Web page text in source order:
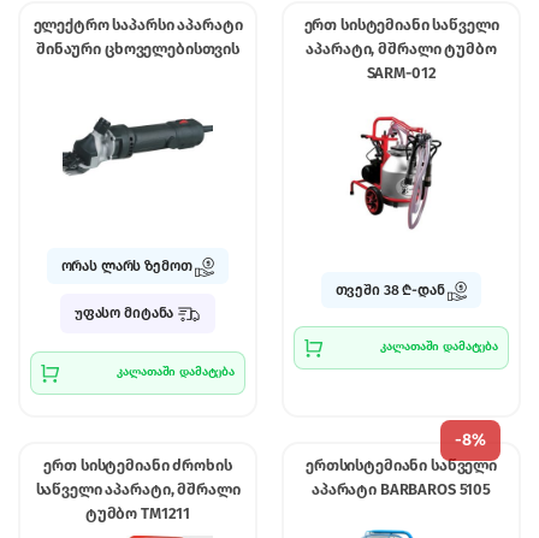
ელექტრო საპარსი აპარატი
შინაური ცხოველებისთვის
ორას ლარს ზემოთ
უფასო მიტანა
კალათაში დამატება
ერთ სისტემიანი საწველი
აპარატი, მშრალი ტუმბო
SARM-012
თვეში 38 ₾-დან
კალათაში დამატება
ერთ სისტემიანი ძროხის
საწველი აპარატი, მშრალი
ტუმბო TM1211
-8%
ერთსისტემიანი საწველი
აპარატი BARBAROS 5105